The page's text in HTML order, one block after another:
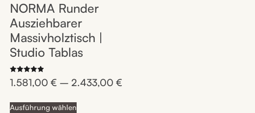
NORMA Runder
Ausziehbarer
Massivholztisch |
Studio Tablas
Bewertet
mit
1.581,00 € – 2.433,00 €
Ausführung wählen